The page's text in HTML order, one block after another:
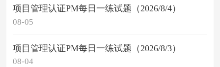
项目管理认证PM每日一练试题（2026/8/4）
08-05
项目管理认证PM每日一练试题（2026/8/3）
08-04